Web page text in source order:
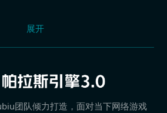
展开
团队倾力打造，面对当下网络游戏